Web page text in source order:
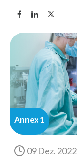
Annex 1
09 Dez. 2022